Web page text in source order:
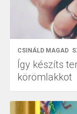
CSINÁLD MAGAD
Így készíts
körömlakkot